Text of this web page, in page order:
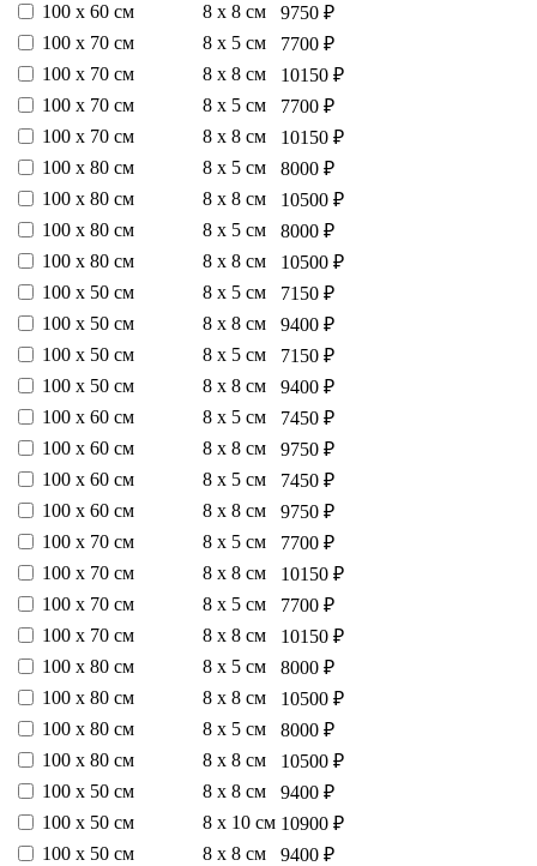
100 х 60 см
8 х 8 см
9750 ₽
100 х 70 см
8 х 5 см
7700 ₽
100 х 70 см
8 х 8 см
10150 ₽
100 х 70 см
8 х 5 см
7700 ₽
100 х 70 см
8 х 8 см
10150 ₽
100 х 80 см
8 х 5 см
8000 ₽
100 х 80 см
8 х 8 см
10500 ₽
100 х 80 см
8 х 5 см
8000 ₽
100 х 80 см
8 х 8 см
10500 ₽
100 х 50 см
8 х 5 см
7150 ₽
100 х 50 см
8 х 8 см
9400 ₽
100 х 50 см
8 х 5 см
7150 ₽
100 х 50 см
8 х 8 см
9400 ₽
100 х 60 см
8 х 5 см
7450 ₽
100 х 60 см
8 х 8 см
9750 ₽
100 х 60 см
8 х 5 см
7450 ₽
100 х 60 см
8 х 8 см
9750 ₽
100 х 70 см
8 х 5 см
7700 ₽
100 х 70 см
8 х 8 см
10150 ₽
100 х 70 см
8 х 5 см
7700 ₽
100 х 70 см
8 х 8 см
10150 ₽
100 х 80 см
8 х 5 см
8000 ₽
100 х 80 см
8 х 8 см
10500 ₽
100 х 80 см
8 х 5 см
8000 ₽
100 х 80 см
8 х 8 см
10500 ₽
100 х 50 см
8 х 8 см
9400 ₽
100 х 50 см
8 х 10 см 10900 ₽
100 х 50 см
8 х 8 см
9400 ₽